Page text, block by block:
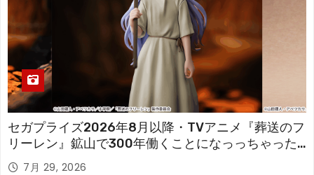
セガプライズ2026年8月以降・TVアニメ『葬送のフ
リーレン』鉱山で300年働くことになっっちゃった
「フリーレン」を立体化！
7月 29, 2026